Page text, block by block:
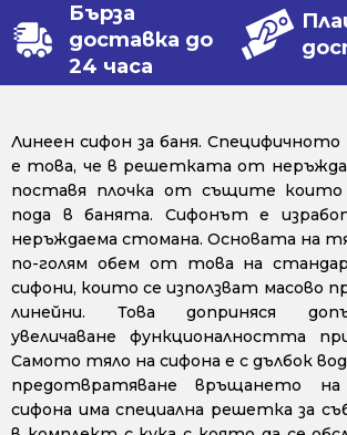
Бърза
доставка до
24 часа
Линеен сифон за баня.
е това, че в решетката от
поставя плочка от същите които
пода в банята. Сифонът е
неръждаема стомана. Основата на
по-голям обем от това на
сифони, които се използват масово
линейни. Това доприняся
увеличаване функционалността
Самото тяло на сифона е с дълбок
предотвратяване връщането
сифона има специална решетка за